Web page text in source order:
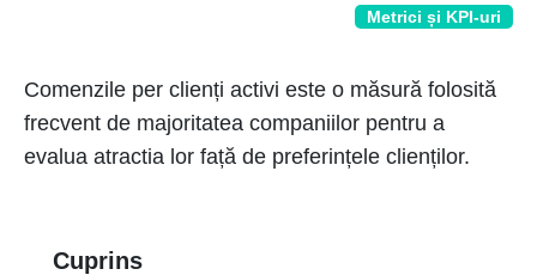
Metrici și KPI-uri
Comenzile per clienți activi este o măsură folosită
frecvent de majoritatea companiilor pentru a
evalua atractia lor față de preferințele clienților.
Cuprins